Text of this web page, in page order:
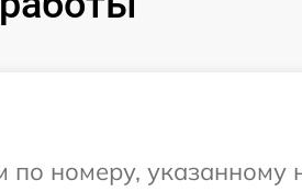
номеру, указанному